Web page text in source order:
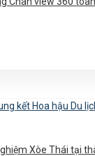
Xòe Thái tại